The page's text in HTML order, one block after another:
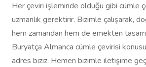
Her çeviri işleminde olduğu gibi cümle
uzmanlık gerektirir. Bizimle çalışarak,
hem zamandan hem de emekten
Buryatça Almanca cümle çevirisi
adres biziz. Hemen bizimle iletişime